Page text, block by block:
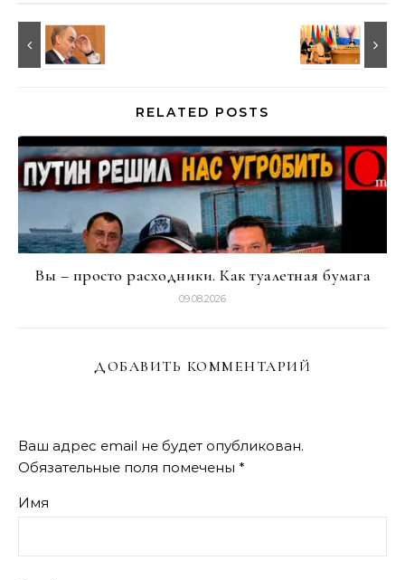
RELATED POSTS
Вы – просто расходники. Как туалетная бумага
09.08.2026
ДОБАВИТЬ КОММЕНТАРИЙ
Ваш адрес email не будет опубликован.
Обязательные поля помечены *
Имя